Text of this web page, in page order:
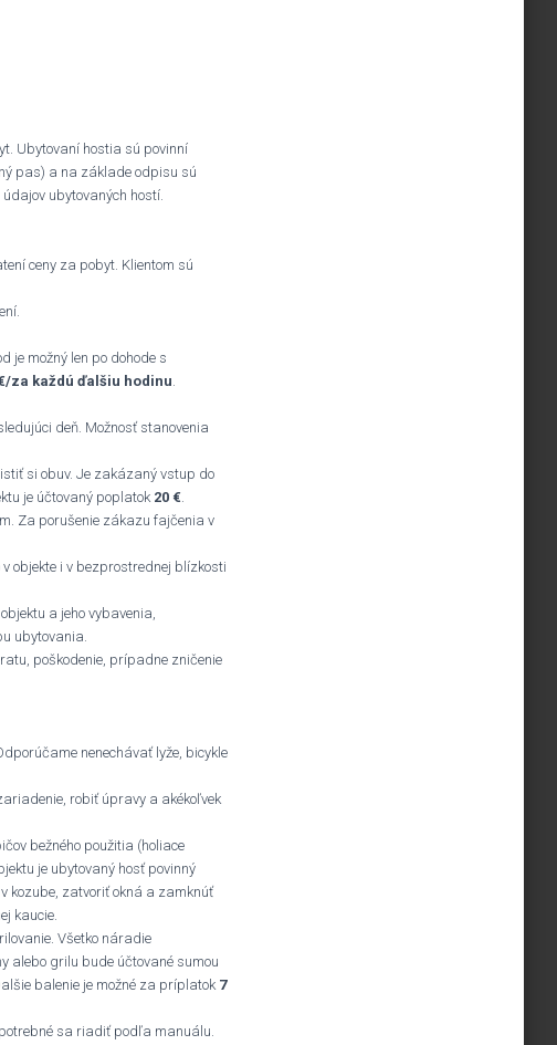
Ubytovaní hostia sú povinní
pas) a na základe odpisu sú
ubytovaných hostí.
ceny za pobyt. Klientom sú
je možný len po dohode s
za každú ďalšiu hodinu.
deň. Možnosť stanovenia
si obuv. Je zakázaný vstup do
je účtovaný poplatok 20 €.
Za porušenie zákazu fajčenia v
objekte i v bezprostrednej blízkosti
a jeho vybavenia,
ubytovania.
poškodenie, prípadne zničenie
nenechávať lyže, bicykle
robiť úpravy a akékoľvek
bežného použitia (holiace
je ubytovaný hosť povinný
kozube, zatvoriť okná a zamknúť
kaucie.
Všetko náradie
alebo grilu bude účtované sumou
balenie je možné za príplatok 7
sa riadiť podľa manuálu.